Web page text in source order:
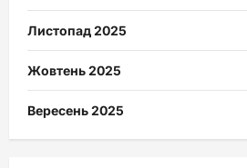
Листопад 2025
Жовтень 2025
Вересень 2025